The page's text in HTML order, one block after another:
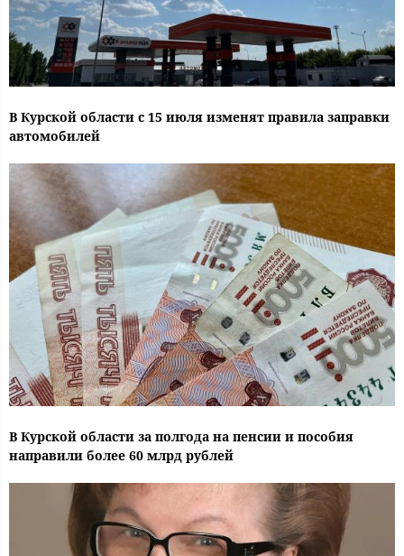
В Курской области с 15 июля изменят правила заправки
автомобилей
В Курской области за полгода на пенсии и пособия
направили более 60 млрд рублей